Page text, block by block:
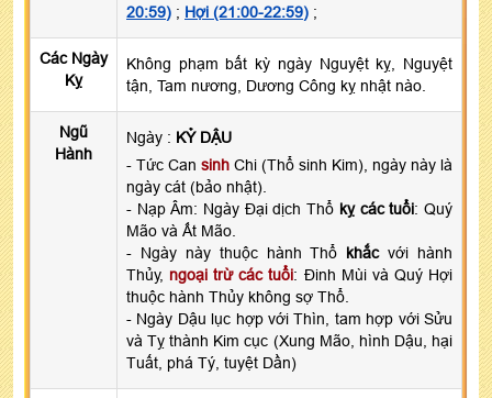
20:59) ; Hợi (21:00-22:59) ;
Các Ngày
Kỵ
Không phạm bất kỳ ngày Nguyệt kỵ, Nguyệt
tận, Tam nương, Dương Công kỵ nhật nào.
Ngũ
Hành
Ngày : KỶ DẬU
- Tức Can sinh Chi (Thổ sinh Kim), ngày này là
ngày cát (bảo nhật).
- Nạp Âm: Ngày Đại dịch Thổ kỵ các tuổi: Quý
Mão và Ất Mão.
- Ngày này thuộc hành Thổ khắcvới hành
Thủy, ngoại trừ các tuổi: Đinh Mùi và Quý Hợi
thuộc hành Thủy không sợ Thổ.
- Ngày Dậu lục hợp với Thìn, tam hợp với Sửu
và Tỵ thành Kim cục (Xung Mão, hình Dậu, hại
Tuất, phá Tý, tuyệt Dần)